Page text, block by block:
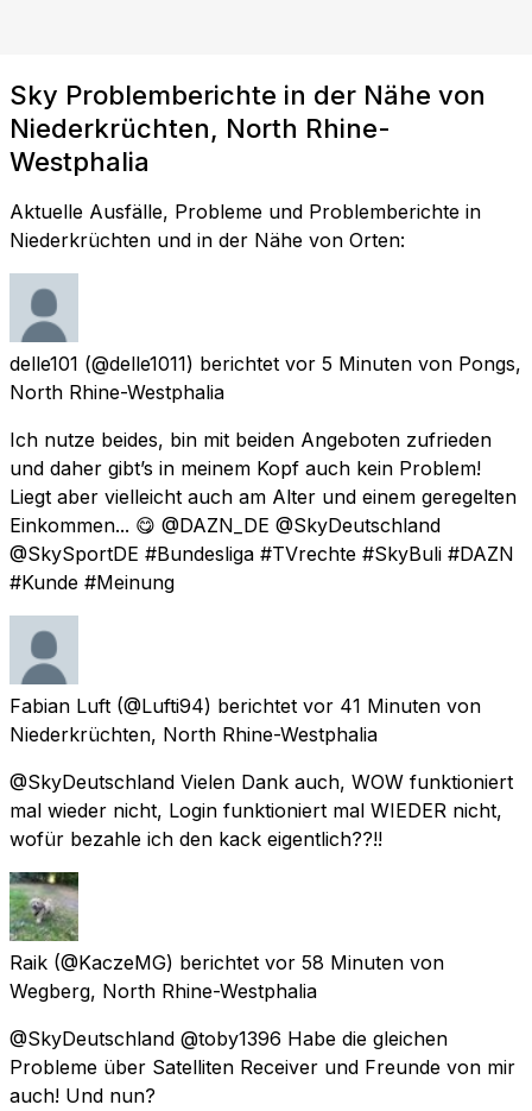
Sky Problemberichte in der Nähe von
Niederkrüchten, North Rhine-
Westphalia
Aktuelle Ausfälle, Probleme und Problemberichte in
Niederkrüchten und in der Nähe von Orten:
delle101 (@delle1011) berichtet vor 5 Minuten von Pongs,
North Rhine-Westphalia
Ich nutze beides, bin mit beiden Angeboten zufrieden
und daher gibt’s in meinem Kopf auch kein Problem!
Liegt aber vielleicht auch am Alter und einem geregelten
Einkommen... 😋 @DAZN_DE @SkyDeutschland
@SkySportDE #Bundesliga #TVrechte #SkyBuli #DAZN
#Kunde #Meinung
Fabian Luft (@Lufti94) berichtet vor 41 Minuten von
Niederkrüchten, North Rhine-Westphalia
@SkyDeutschland Vielen Dank auch, WOW funktioniert
mal wieder nicht, Login funktioniert mal WIEDER nicht,
wofür bezahle ich den kack eigentlich??!!
Raik (@KaczeMG) berichtet vor 58 Minuten von
Wegberg, North Rhine-Westphalia
@SkyDeutschland @toby1396 Habe die gleichen
Probleme über Satelliten Receiver und Freunde von mir
auch! Und nun?